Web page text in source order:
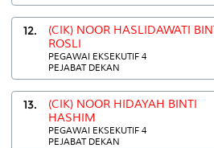
12.
(CIK) NOOR HASLIDAWATI
ROSLI
PEGAWAI EKSEKUTIF 4
PEJABAT DEKAN
13.
(CIK) NOOR HIDAYAH BINTI
HASHIM
PEGAWAI EKSEKUTIF 4
PEJABAT DEKAN